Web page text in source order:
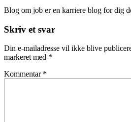
Blog om job er en karriere blog for dig
Skriv et svar
Din e-mailadresse vil ikke blive
markeret med *
Kommentar *